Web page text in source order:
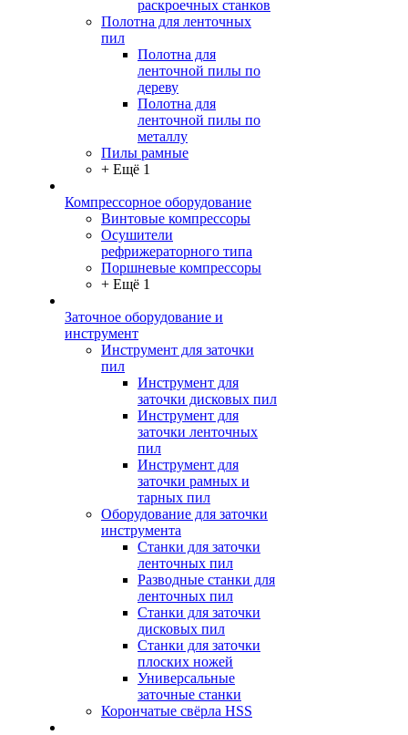
раскроечных станков
Полотна для ленточных
пил
Полотна для
ленточной пилы по
дереву
Полотна для
ленточной пилы по
металлу
Пилы рамные
+ Ещё 1
Компрессорное оборудование
Винтовые компрессоры
Осушители
рефрижераторного типа
Поршневые компрессоры
+ Ещё 1
Заточное оборудование и
инструмент
Инструмент для заточки
пил
Инструмент для
заточки дисковых пил
Инструмент для
заточки ленточных
пил
Инструмент для
заточки рамных и
тарных пил
Оборудование для заточки
инструмента
Станки для заточки
ленточных пил
Разводные станки для
ленточных пил
Станки для заточки
дисковых пил
Станки для заточки
плоских ножей
Универсальные
заточные станки
Корончатые свёрла HSS